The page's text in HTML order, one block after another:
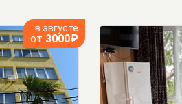
в августе
от 3000₽